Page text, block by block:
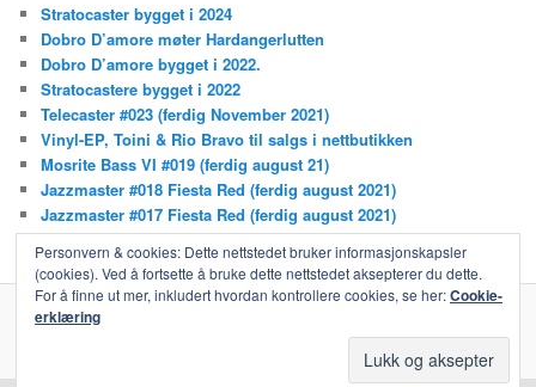
Stratocaster bygget i 2024
Dobro D’amore møter Hardangerlutten
Dobro D’amore bygget i 2022.
Stratocastere bygget i 2022
Telecaster #023 (ferdig November 2021)
Vinyl-EP, Toini & Rio Bravo til salgs i nettbutikken
Mosrite Bass VI #019 (ferdig august 21)
Jazzmaster #018 Fiesta Red (ferdig august 2021)
Jazzmaster #017 Fiesta Red (ferdig august 2021)
Steelgitarkurs i nettbutikken!
Stolt drevet av WordPress
Personvern & cookies: Dette nettstedet bruker informasjonskapsler
(cookies). Ved å fortsette å bruke dette nettstedet aksepterer du dette.
For å finne ut mer, inkludert hvordan kontrollere cookies, se her:Cookie-
erklæring